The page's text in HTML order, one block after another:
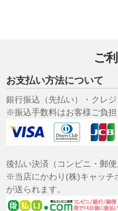
ご
お支払い方法について
銀行振込（先払い）・クレ
※振込手数料はお客様ご負担
後払い決済（コンビニ・郵便
※当店にかわり(株)キャッチ
が送られます。